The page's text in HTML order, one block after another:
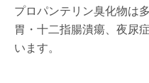
プロパンテリン臭化物は
胃・十二指腸潰瘍、夜尿
います。